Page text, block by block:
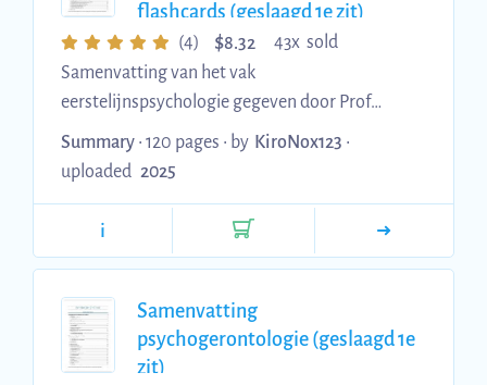
flashcards (geslaagd 1e zit)
(4) $8.32
43x sold
Samenvatting van het vak
eerstelijnspsychologie gegeven door Prof
Dagmar Van Liefferinge gegeven in
academiejaar '24-'25. Op de laatste pagina is
Summary • 120 pages • by KiroNox123 •
uploaded 2025
i
Samenvatting
psychogerontologie (geslaagd 1e
zit)